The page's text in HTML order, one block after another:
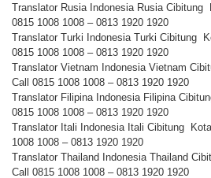
Translator Rusia Indonesia Rusia Cibitung
0815 1008 1008 – 0813 1920 1920
Translator Turki Indonesia Turki Cibitung
0815 1008 1008 – 0813 1920 1920
Translator Vietnam Indonesia Vietnam
Call 0815 1008 1008 – 0813 1920 1920
Translator Filipina Indonesia Filipina
0815 1008 1008 – 0813 1920 1920
Translator Itali Indonesia Itali Cibitung
1008 1008 – 0813 1920 1920
Translator Thailand Indonesia Thailand
Call 0815 1008 1008 – 0813 1920 1920